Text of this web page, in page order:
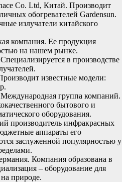
Co. Ltd, Китай. Производит
обогревателей Gardensun.
излучатели китайского
компания. Ее продукция
на нашем рынке.
в производстве
известные модели:
группа компаний.
бытового и
оборудования.
производитель инфракрасных
аппараты его
заслуженной популярностью у
Компания образована в
– оборудование для
природе.